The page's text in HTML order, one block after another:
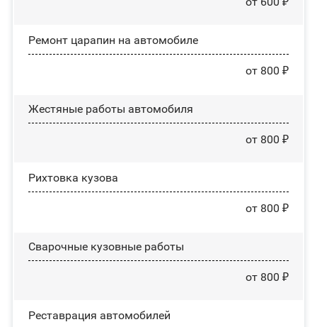
Ремонт царапин на автомобиле
от 800 ₽
Жестяные работы автомобиля
от 800 ₽
Рихтовка кузова
от 800 ₽
Сварочные кузовные работы
от 800 ₽
Реставрация автомобилей